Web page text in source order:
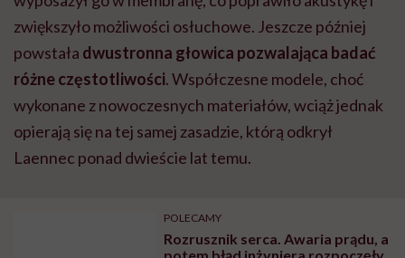
zwiększyło możliwości osłuchowe. Jeszcze później
powstała dwustronna głowica pozwalająca badać
różne częstotliwości. Współczesne modele, choć
wykonane z nowoczesnych materiałów, wciąż jednak
opierają się na tej samej zasadzie, którą odkrył
Laennec ponad dwieście lat temu.
POLECAMY
Rozrusznik serca. Awaria prądu, a